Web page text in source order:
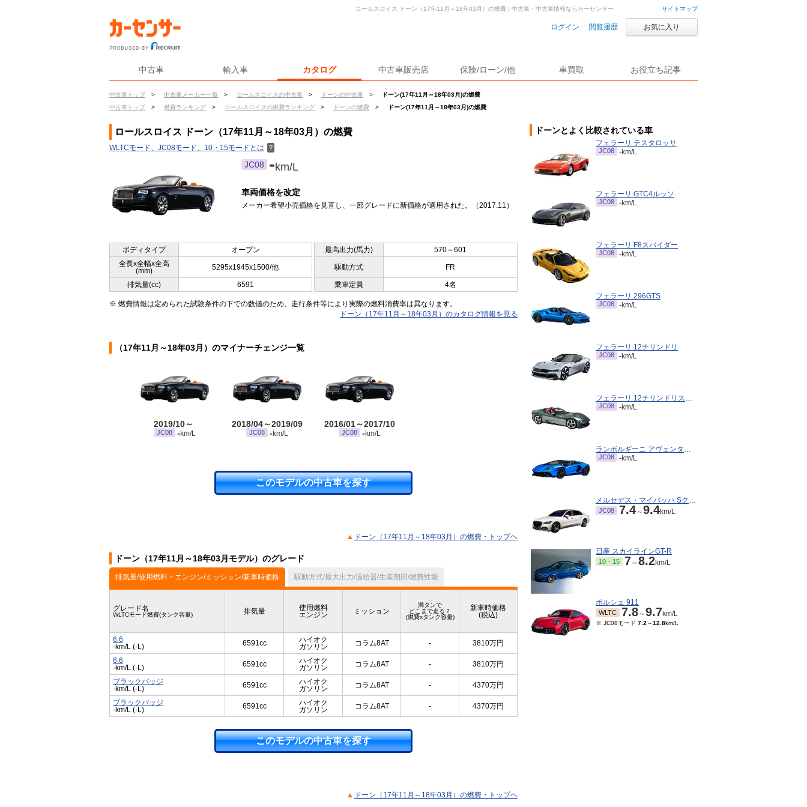
サイトマップ
ログイン 閲覧履歴 お気に入り
中古車 輸入車 カタログ 中古車販売店 保険/ローン/他 車買取 お役立ち記事
中古車トップ > 中古車メーカー一覧 > ロールスロイスの中古車 > ドーンの中古車 >
ドーン(17年11月～18年03月)の燃費
中古車トップ
> 燃費ランキング > ロールスロイスの燃費ランキング > ドーンの燃費 > ドーン(17年11月～18年03月)の燃費
ロールスロイス ドーン（17年11月～18年03月）の燃費 | 中古車・中古車情報ならカーセンサー
ロールスロイス ドーン（17年11月～18年03月）の燃費
WLTCモード、JC08モード、10・15モードとは ？
JC08 -km/L
車両価格を改定
メーカー希望小売価格を見直し、一部グレードに新価格が適用された。（2017.11）
ボディタイプ オープン 最高出力(馬力)
570～601
全長x全幅x全高
(mm)
5295x1945x1500/他 駆動方式 FR
排気量(cc) 6591 乗車定員 4名
※ 燃費情報は定められた試験条件の下での数値のため、走行条件等により実際の燃料消費率は異なります。
ドーン（17年11月～18年03月）のカタログ情報を見る
（17年11月～18年03月）のマイナーチェンジ一覧
2019/10～
JC08 - km/L
2018/04～2019/09
JC08 - km/L
2016/01～2017/10
JC08 - km/L
このモデルの中古車を探す
ドーン（17年11月～18年03月）の燃費・トップヘ
ドーン（17年11月～18年03月モデル）のグレード
排気量/使用燃料・エンジン/ミッション/新車時価格 駆動方式/最大出力/過給器/生産期間/燃費性能
グレード名
WLTCモード燃費(タンク容量) 排気量
使用燃料
エンジン
ミッション
満タンで
どこまで走る？
(燃費xタンク容量)
新車時価格
(税込)
6.6
-km/L (-L)
6591cc
ハイオク
ガソリン
コラム8AT - 3810万円
6.6
-km/L (-L)
6591cc
ハイオク
ガソリン
コラム8AT - 3810万円
ブラックバッジ
-km/L (-L)
6591cc
ハイオク
ガソリン
コラム8AT - 4370万円
ブラックバッジ
-km/L (-L)
6591cc
ハイオク
ガソリン
コラム8AT - 4370万円
このモデルの中古車を探す
ドーン（17年11月～18年03月）の燃費・トップヘ
ドーンとよく比較されている車
フェラーリ テスタロッサ
JC08 -km/L
フェラーリ GTC4ルッソ
JC08 -km/L
フェラーリ F8スパイダー
JC08 -km/L
フェラーリ 296GTS
JC08 -km/L
フェラーリ 12チリンドリ
JC08 -km/L
フェラーリ 12チリンドリスパイダー
JC08 -km/L
ランボルギーニ アヴェンタドールロードスター
JC08 -km/L
メルセデス・マイバッハ Sクラス
JC08 7.4～9.4km/L
日産 スカイラインGT-R
10・15 7～8.2km/L
ポルシェ 911
WLTC 7.8～9.7km/L
※ JC08モード 7.2 ～12.8km/L